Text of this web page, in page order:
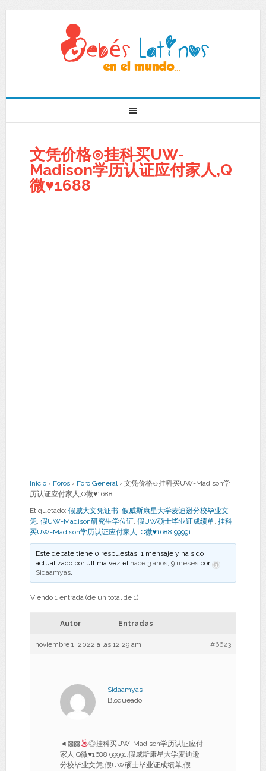
文凭价格⊙挂科买UW-
Madison学历认证应付家人,Q
微♥1688
Inicio › Foros › Foro General › 文凭价格⊙挂科买UW-Madison学
历认证应付家人,Q微♥1688
Etiquetado: 假威大文凭证书, 假威斯康星大学麦迪逊分校毕业文
凭, 假UW-Madison研究生学位证, 假UW硕士毕业证成绩单, 挂科
买UW-Madison学历认证应付家人 , Q微♥1688 99991
Este debate tiene 0 respuestas, 1 mensaje y ha sido
actualizado por última vez el hace 3 años, 9 meses por
Sidaamyas.
Viendo 1 entrada (de un total de 1)
Autor Entradas
noviembre 1, 2022 a las 12:29 am #6623
Sidaamyas
Bloqueado
◄▧▨
◎挂科买UW-Madison学历认证应付
家人,Q微♥1688 99991,假威斯康星大学麦迪逊
分校毕业文凭,假UW硕士毕业证成绩单,假